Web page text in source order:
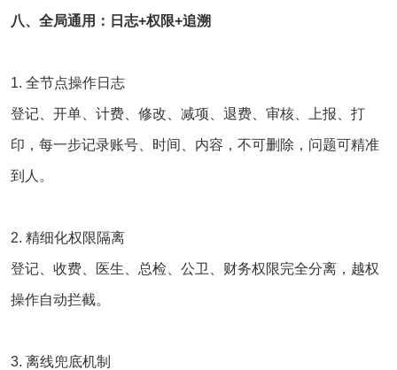
八、全局通用：日志+权限+追溯
1. 全节点操作日志
登记、开单、计费、修改、减项、退费、审核、上报、打
印，每一步记录账号、时间、内容，不可删除，问题可精准
到人。
2. 精细化权限隔离
登记、收费、医生、总检、公卫、财务权限完全分离，越权
操作自动拦截。
3. 离线兜底机制